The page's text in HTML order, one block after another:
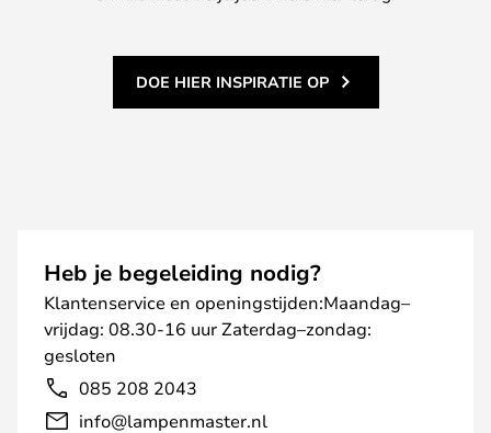
DOE HIER INSPIRATIE OP
Heb je begeleiding nodig?
Klantenservice en openingstijden:Maandag–
vrijdag: 08.30-16 uur Zaterdag–zondag:
gesloten
085 208 2043
info@lampenmaster.nl